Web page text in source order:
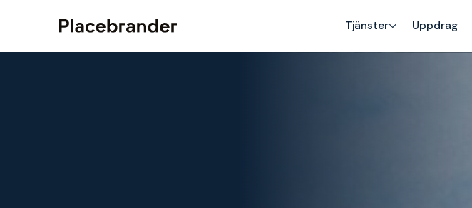
Tjänster Uppdrag